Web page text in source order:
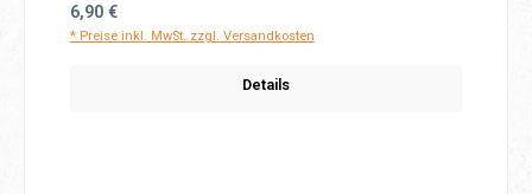
Regulärer Preis:
6,90 €
* Preise inkl. MwSt. zzgl. Versandkosten
Details